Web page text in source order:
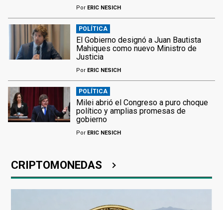
PorERIC NESICH
POLÍTICA
El Gobierno designó a Juan Bautista
Mahiques como nuevo Ministro de
Justicia
PorERIC NESICH
POLÍTICA
Milei abrió el Congreso a puro choque
político y amplias promesas de
gobierno
PorERIC NESICH
CRIPTOMONEDAS